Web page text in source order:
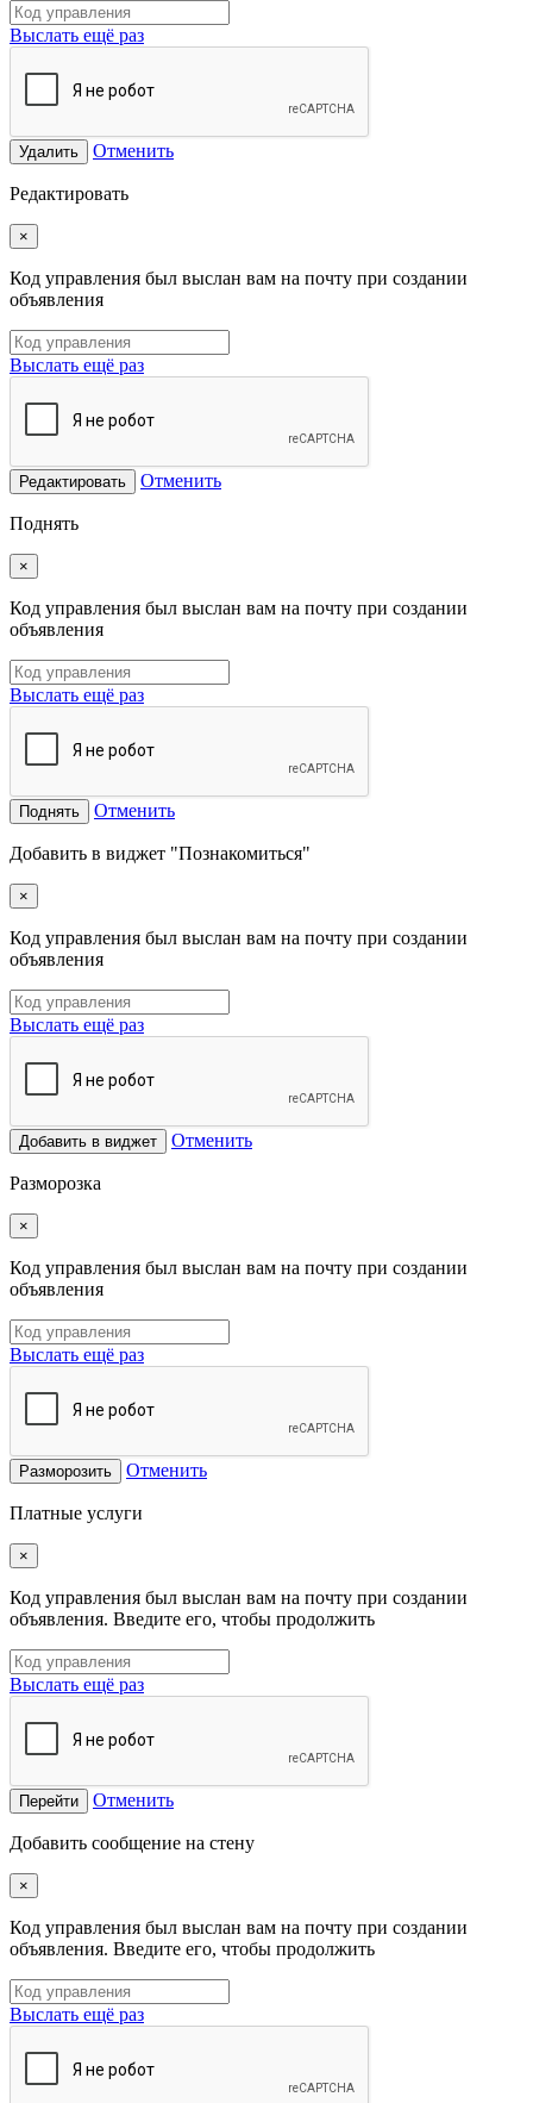
Выслать ещё раз
Удалить Отменить
Редактировать
×
Код управления был выслан вам на почту при создании
объявления
Выслать ещё раз
Редактировать Отменить
Поднять
×
Код управления был выслан вам на почту при создании
объявления
Выслать ещё раз
Поднять Отменить
Добавить в виджет "Познакомиться"
×
Код управления был выслан вам на почту при создании
объявления
Выслать ещё раз
Добавить в виджет Отменить
Разморозка
×
Код управления был выслан вам на почту при создании
объявления
Выслать ещё раз
Разморозить Отменить
Платные услуги
×
Код управления был выслан вам на почту при создании
объявления. Введите его, чтобы продолжить
Выслать ещё раз
Перейти Отменить
Добавить сообщение на стену
×
Код управления был выслан вам на почту при создании
объявления. Введите его, чтобы продолжить
Выслать ещё раз